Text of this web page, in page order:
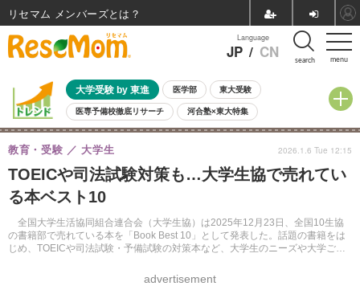
menu
Language
JP / CN search
大学受験 by 東進 医学部 東大受験
医専予備校徹底リサーチ 河合塾×東大特集
親子で考える大学選び 高校受験 中学受験 小学校受験
共通テスト 夏休み
8月開催イベント・WS 全国公立高校 過去問 人気記事
自由研究教材（小学生向け）
TOEICや司法試験対策も…大学生協で売れてい
る本ベスト10
全国大学生活協同組合連合会（大学生協）は2025年12月23日、全国10生協
の書籍部で売れている本を「Book Best 10」として発表した。話題の書籍をは
じめ、TOEICや司法試験・予備試験の対策本など、大学生のニーズや大学ごと
教育・受験 大学生
advertisement
2026.1.6 Tue 12:15
リセマム メンバーズ